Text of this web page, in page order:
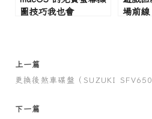
圖技巧我也會
場前
上一篇
更換後煞車碟盤（SUZUKI
下一篇